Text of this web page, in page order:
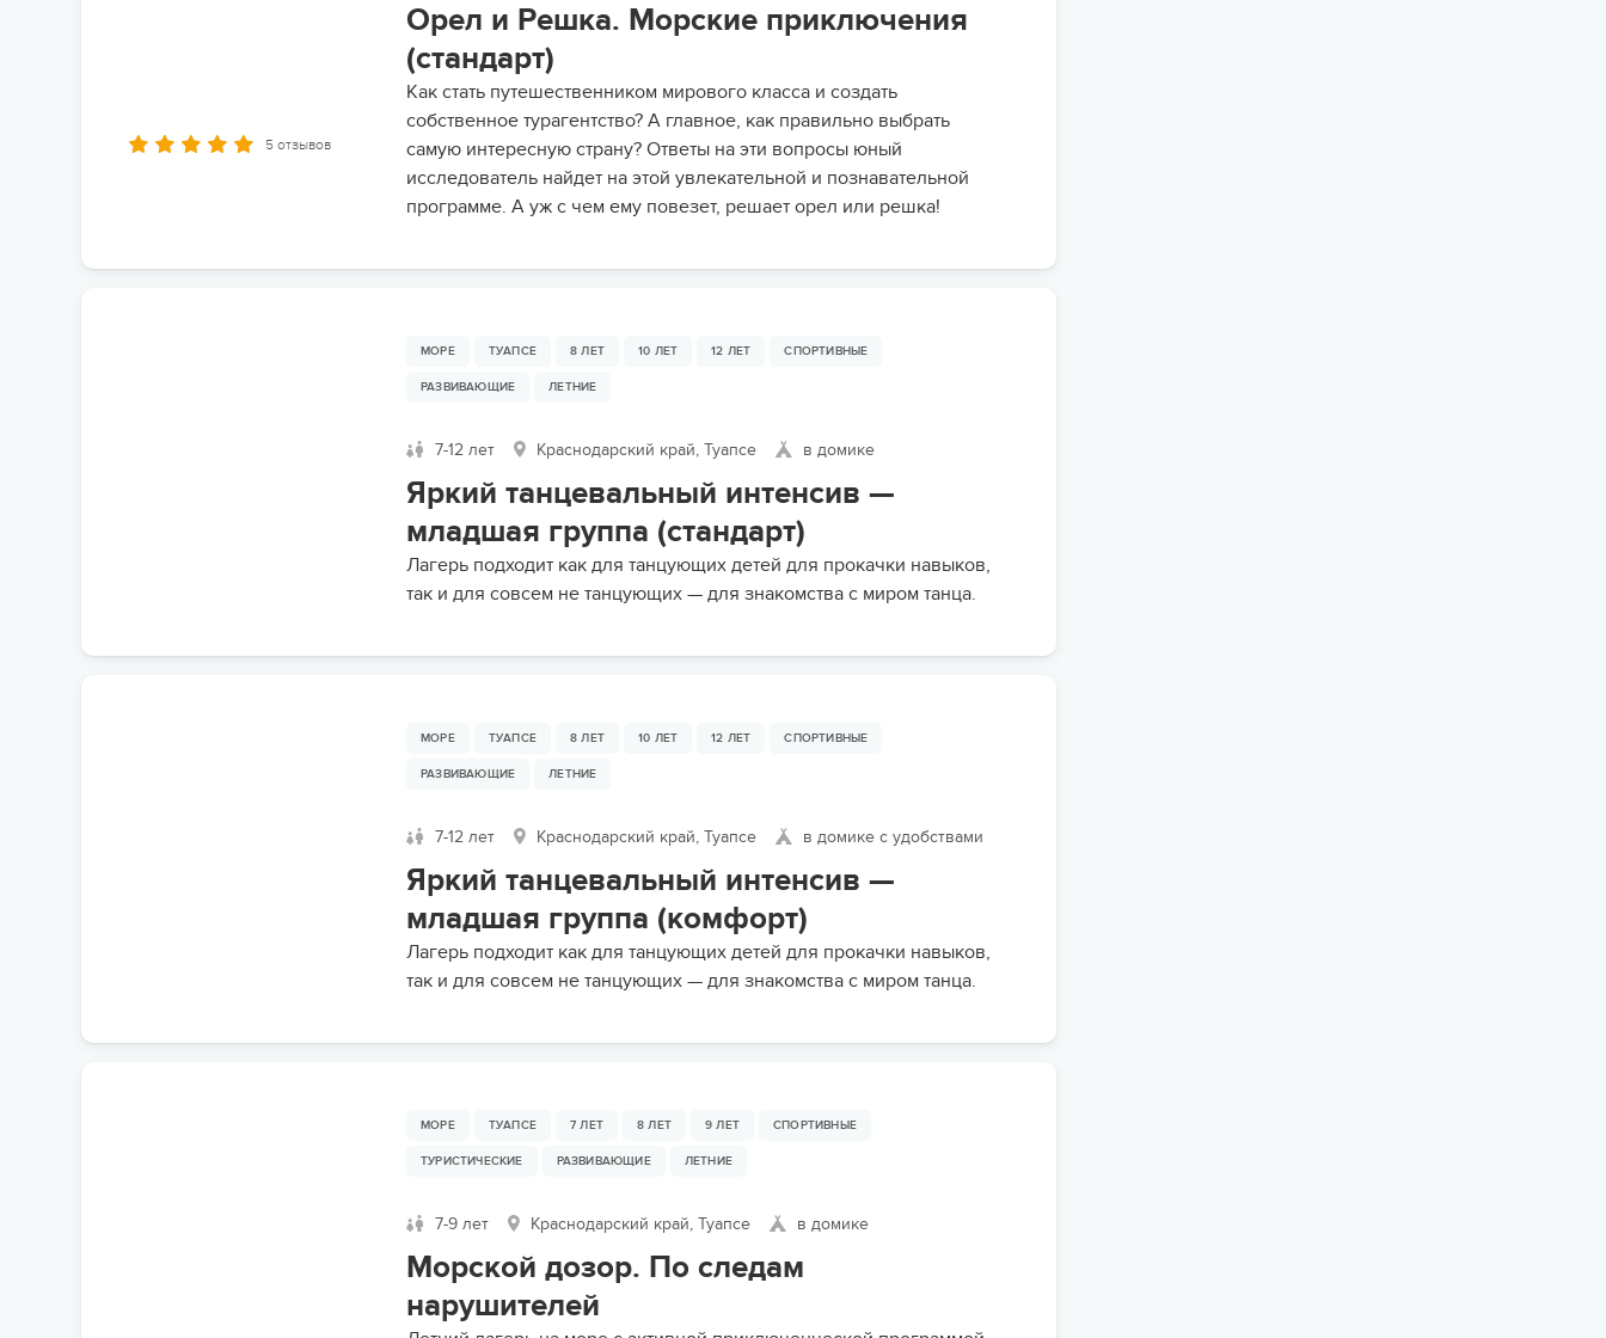
5 отзывов
Орел и Решка. Морские приключения
(стандарт)
Как стать путешественником мирового класса и создать
собственное турагентство? А главное, как правильно выбрать
самую интересную страну? Ответы на эти вопросы юный
исследователь найдет на этой увлекательной и познавательной
программе. А уж с чем ему повезет, решает орел или решка!
МОРЕ ТУАПСЕ 8 ЛЕТ 10 ЛЕТ 12 ЛЕТ СПОРТИВНЫЕ
РАЗВИВАЮЩИЕ ЛЕТНИЕ
7-12 лет Краснодарский край, Туапсе в домике
Яркий танцевальный интенсив —
младшая группа (стандарт)
Лагерь подходит как для танцующих детей для прокачки навыков,
так и для совсем не танцующих — для знакомства с миром танца.
МОРЕ ТУАПСЕ 8 ЛЕТ 10 ЛЕТ 12 ЛЕТ СПОРТИВНЫЕ
РАЗВИВАЮЩИЕ ЛЕТНИЕ
7-12 лет Краснодарский край, Туапсе в домике с удобствами
Яркий танцевальный интенсив —
младшая группа (комфорт)
Лагерь подходит как для танцующих детей для прокачки навыков,
так и для совсем не танцующих — для знакомства с миром танца.
МОРЕ ТУАПСЕ 7 ЛЕТ 8 ЛЕТ 9 ЛЕТ СПОРТИВНЫЕ
ТУРИСТИЧЕСКИЕ РАЗВИВАЮЩИЕ ЛЕТНИЕ
7-9 лет Краснодарский край, Туапсе в домике
Морской дозор. По следам
нарушителей